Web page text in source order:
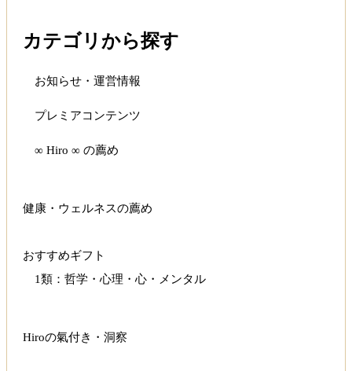
カテゴリから探す
お知らせ・運営情報
プレミアコンテンツ
∞ Hiro ∞ の薦め
健康・ウェルネスの薦め
おすすめギフト
1類：哲学・心理・心・メンタル
Hiroの氣付き・洞察